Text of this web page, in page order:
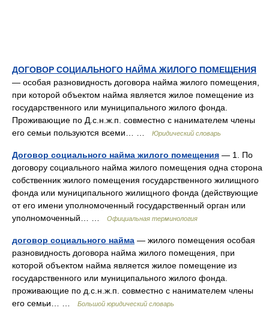
ДОГОВОР СОЦИАЛЬНОГО НАЙМА ЖИЛОГО ПОМЕЩЕНИЯ
— особая разновидность договора найма жилого помещения,
при которой объектом найма является жилое помещение из
государственного или муниципального жилого фонда.
Проживающие по Д.с.н.ж.п. совместно с нанимателем члены
его семьи пользуются всеми… …
Юридический словарь
Договор социального найма жилого помещения — 1. По
договору социального найма жилого помещения одна сторона
собственник жилого помещения государственного жилищного
фонда или муниципального жилищного фонда (действующие
от его имени уполномоченный государственный орган или
уполномоченный… …
Официальная терминология
договор социального найма — жилого помещения особая
разновидность договора найма жилого помещения, при
которой объектом найма является жилое помещение из
государственного или муниципального жилого фонда.
проживающие по д.с.н.ж.п. совместно с нанимателем члены
его семьи… …
Большой юридический словарь